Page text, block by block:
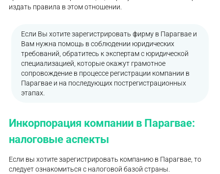
издать правила в этом отношении.
Если Вы хотите зарегистрировать фирму в Парагвае и
Вам нужна помощь в соблюдении юридических
требований, обратитесь к экспертам с юридической
специализацией, которые окажут грамотное
сопровождение в процессе регистрации компании в
Парагвае и на последующих пострегистрационных
этапах.
Инкорпорация компании в Парагвае:
налоговые аспекты
Если вы хотите зарегистрировать компанию в Парагвае, то
следует ознакомиться с налоговой базой страны.